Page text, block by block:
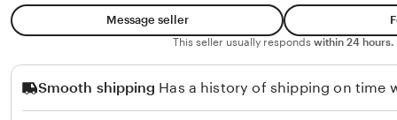
l
o
Message seller
This seller usually responds within 24 hours.
Smooth shipping Has a history of shipping on time